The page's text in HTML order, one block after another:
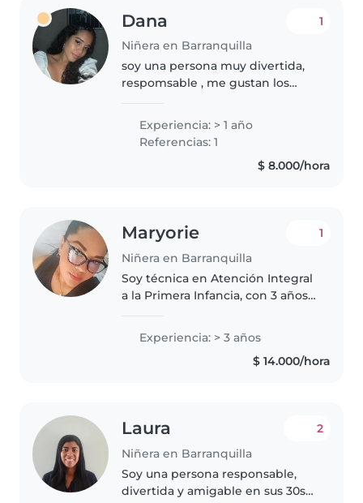
Dana
Niñera en Barranquilla
1
soy una persona muy divertida,
respomsable , me gustan los
, vivo en la ciudad de
Barranquilla ,tengo paciencia
Experiencia: > 1 año
Referencias: 1
$ 8.000/hora
Maryorie
Niñera en Barranquilla
1
Soy técnica en Atención Integral
a la Primera Infancia, con 3 años
acompañamiento de niños y
niñas. Me caracterizo por ser una
persona paciente, responsable,..
Experiencia: > 3 años
$ 14.000/hora
Laura
Niñera en Barranquilla
2
Soy una persona responsable,
divertida y amigable en sus 30s